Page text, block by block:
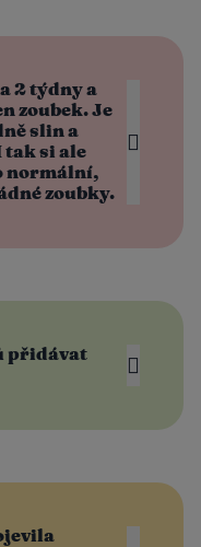
2 týdny a
zoubek. Je
slin a
tak si ale
normální,
zoubky.
přidávat